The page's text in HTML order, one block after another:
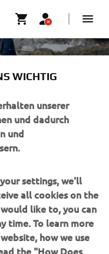
WICHTIG
unserer
und dadurch
und
settings, we'll
all cookies on the
like to, you can
time. To learn more
how we use
the "How Does